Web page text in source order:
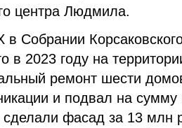
центра Людмила.
Собрании
в 2023 году на
ремонт шести
и подвал на сумму
фасад за 13 млн